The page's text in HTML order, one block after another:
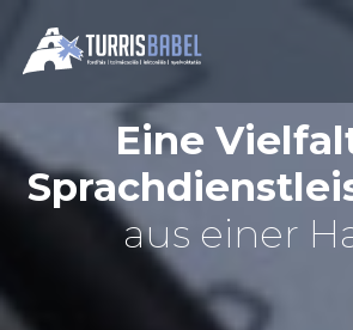
Eine
aus einer